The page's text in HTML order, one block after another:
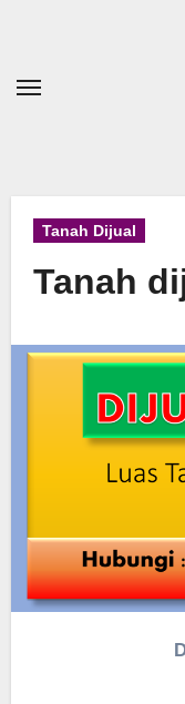
content
Tanah Dijual
Tanah